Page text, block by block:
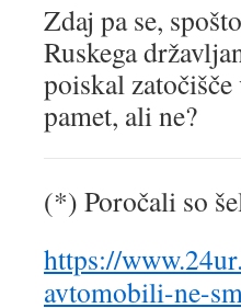
Zdaj pa se,
Ruskega
poiskal
pamet, ali ne?
(*) Poročali so
https://
avtomobili-ne-